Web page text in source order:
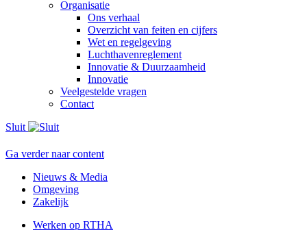
Organisatie
Ons verhaal
Overzicht van feiten en cijfers
Wet en regelgeving
Luchthavenreglement
Innovatie & Duurzaamheid
Innovatie
Veelgestelde vragen
Contact
Sluit
Ga verder naar content
Nieuws & Media
Omgeving
Zakelijk
Werken op RTHA